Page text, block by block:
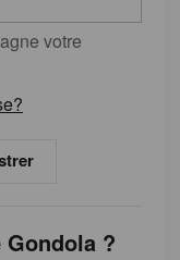
votre
?